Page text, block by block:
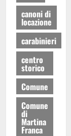
canoni di
locazione
carabinieri
centro
storico
Comune
Comune
di
Martina
Franca